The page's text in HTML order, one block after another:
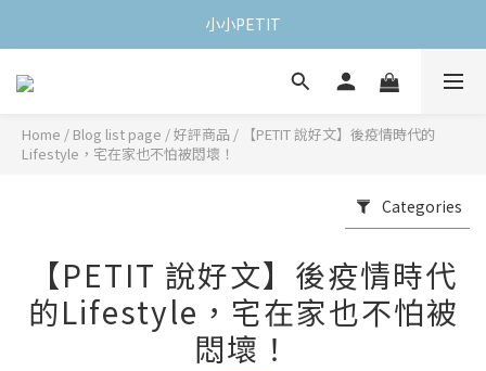
小小PETIT
Home / Blog list page /好評商品 /
【PETIT 說好文】後疫情時代的
Lifestyle，宅在家也不怕被悶壞！
Categories
【PETIT 說好文】後疫情時代
的Lifestyle，宅在家也不怕被
悶壞！